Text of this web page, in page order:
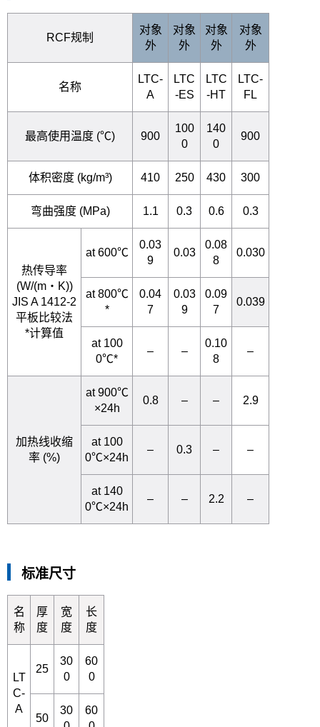
RCF规制
对象
外
对象
外
对象
外
对象
外
名称
LTC-
A
LTC
-ES
LTC
-HT
LTC-
FL
最高使用温度 (℃) 900
100
0
140
0
900
体积密度 (kg/m³) 410 250 430 300
弯曲强度 (MPa) 1.1 0.3 0.6 0.3
热传导率
(W/(m・K))
JIS A 1412-2
平板比较法
*计算值
at 600℃
0.03
9
0.03
0.08
8
0.030
at 800℃
*
0.04
7
0.03
9
0.09
7
0.039
at 100
0℃*
– –
0.10
8
–
加热线收缩
率 (%)
at 900℃
×24h
0.8 – – 2.9
at 100
0℃×24h
– 0.3 – –
at 140
0℃×24h
– – 2.2 –
标准尺寸
名
称
厚
度
宽
度
长
度
LT
C-
A
25
30
0
60
0
50
30
60